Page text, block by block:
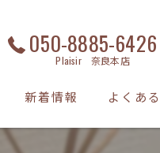
050-8885-6426
Plaisir 奈良本店
新着情報 よくあ